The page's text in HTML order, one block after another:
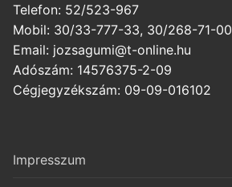
Telefon: 52/523-967
Mobil: 30/33-777-33, 30/268-71-00
Email: jozsagumi@t-online.hu
Adószám: 14576375-2-09
Cégjegyzékszám: 09-09-016102
Impresszum